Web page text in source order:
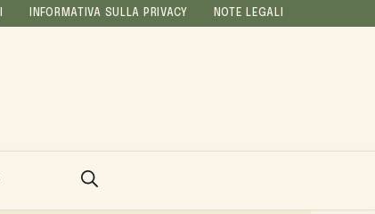
INFORMATIVA SULLA PRIVACY NOTE LEGALI